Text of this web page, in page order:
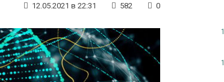
12.05.2021 в 22:31 582 0